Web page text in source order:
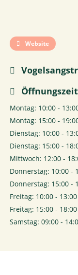
Website
Montag: 10:00 -
Montag: 15:00 -
Dienstag: 10:00 -
Dienstag: 15:00 -
Mittwoch: 12:00 -
Donnerstag: 10:00 -
Donnerstag: 15:00 -
Freitag: 10:00 - 13:00
Freitag: 15:00 - 18:00
Samstag: 09:00 -